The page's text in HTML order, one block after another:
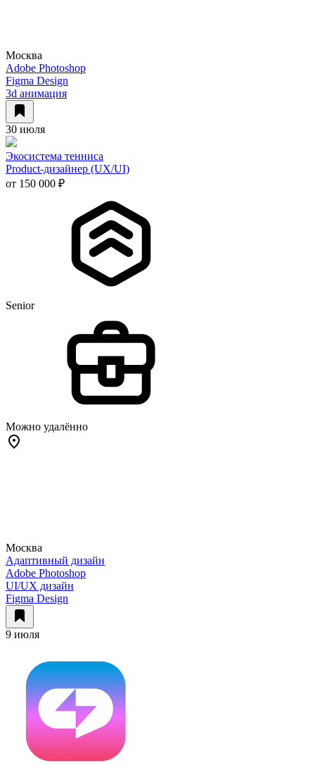
Москва
Adobe Photoshop
Figma Design
3d анимация
30 июля
Экосистема тенниса
Product-дизайнер (UX/UI)
от 150 000 ₽
Senior
Можно удалённо
Москва
Адаптивный дизайн
Adobe Photoshop
UI/UX дизайн
Figma Design
9 июля